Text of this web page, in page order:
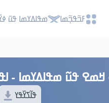
ߓߏ߬ߟߏ߲߬ߘߊ ߘߟߊߡߌߘߊ ߟߎ߫
ߟߎ߬ ߘߟߊߡߌߘߊ -
ߟߊ߬ߖߌ߰ߟߌ